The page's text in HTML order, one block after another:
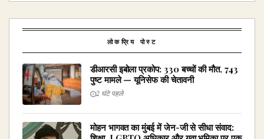
लोकप्रिय पोस्ट
डीआरसी इबोला प्रकोप: 330 बच्चों की मौत, 743
पुष्ट मामले — यूनिसेफ की चेतावनी
2 घंटे पहले
मोहन भागवत का मुंबई में जेन-जी से सीधा संवाद: